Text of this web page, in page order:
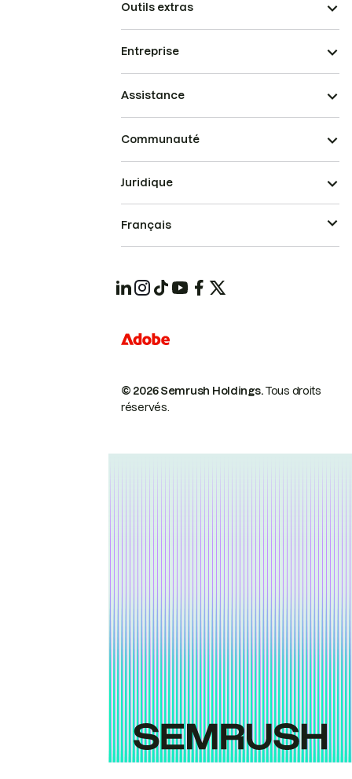
Outils extras
Entreprise
Assistance
Communauté
© 2026 Semrush Holdings.Tous droits
réservés.
Juridique
Français